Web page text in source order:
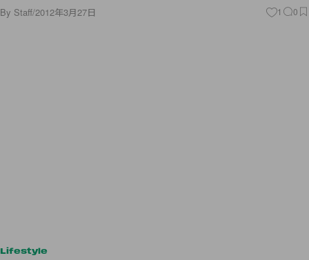
By Staff/2012年3月27日 1 0
Lifestyle